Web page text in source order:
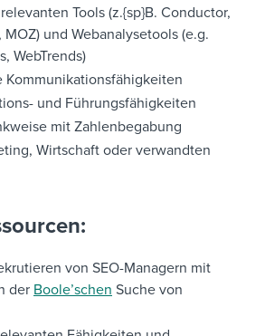
Tools (z.{sp}B. Conductor,
und Webanalysetools (e.g.
WebTrends)
und Führungsfähigkeiten
mit Zahlenbegabung
Wirtschaft oder verwandten
von SEO-Managern mit
der Boole’schen Suche von